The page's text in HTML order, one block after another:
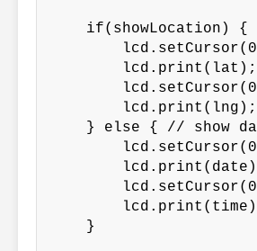
    if(showLocation) {
        lcd.print(lat);
        lcd.print(lng);
} else { // show
    }